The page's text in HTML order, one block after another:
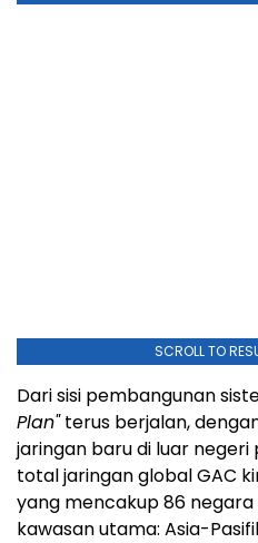
SCROLL TO
Dari sisi pembangunan
Plan"terus berjalan,
jaringan baru di luar negeri
total jaringan global GAC
yang mencakup 86
kawasan utama: Asia-